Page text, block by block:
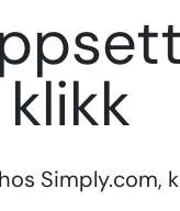
Simply.com,